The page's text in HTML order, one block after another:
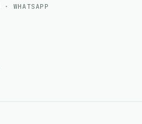
WHATSAPP